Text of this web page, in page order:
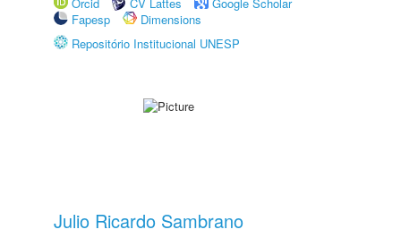
Fapesp
Dimensions
Repositório Institucional UNESP
Julio Ricardo Sambrano